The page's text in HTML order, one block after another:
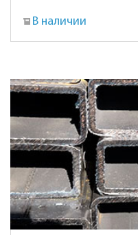
В наличии